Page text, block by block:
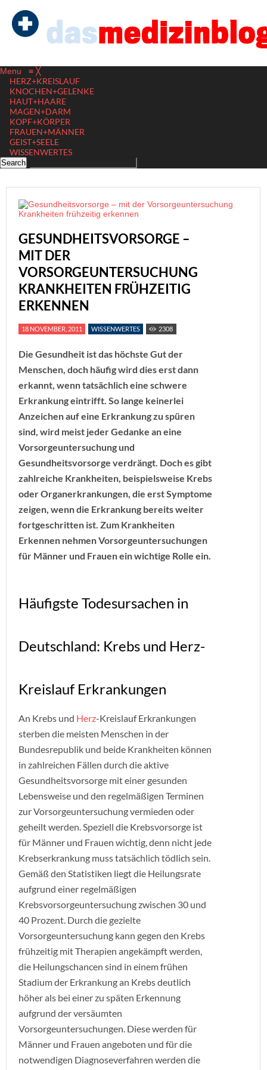
Menu ≡ ╳
HERZ+KREISLAUF
KNOCHEN+GELENKE
HAUT+HAARE
MAGEN+DARM
KOPF+KÖRPER
FRAUEN+MÄNNER
GEIST+SEELE
WISSENWERTES
GESUNDHEITSVORSORGE –
MIT DER
VORSORGEUNTERSUCHUNG
KRANKHEITEN FRÜHZEITIG
ERKENNEN
18 NOVEMBER, 2011 WISSENWERTES 2308
Die Gesundheit ist das höchste Gut der
Menschen, doch häufig wird dies erst dann
erkannt, wenn tatsächlich eine schwere
Erkrankung eintrifft. So lange keinerlei
Anzeichen auf eine Erkrankung zu spüren
sind, wird meist jeder Gedanke an eine
Vorsorgeuntersuchung und
Gesundheitsvorsorge verdrängt. Doch es gibt
zahlreiche Krankheiten, beispielsweise Krebs
oder Organerkrankungen, die erst Symptome
zeigen, wenn die Erkrankung bereits weiter
fortgeschritten ist. Zum Krankheiten
Erkennen nehmen Vorsorgeuntersuchungen
für Männer und Frauen ein wichtige Rolle ein.
Häufigste Todesursachen in
Deutschland: Krebs und Herz-
Kreislauf Erkrankungen
An Krebs und Herz-Kreislauf Erkrankungen
sterben die meisten Menschen in der
Bundesrepublik und beide Krankheiten können
in zahlreichen Fällen durch die aktive
Gesundheitsvorsorge mit einer gesunden
Lebensweise und den regelmäßigen Terminen
zur Vorsorgeuntersuchung vermieden oder
geheilt werden. Speziell die Krebsvorsorge ist
für Männer und Frauen wichtig, denn nicht jede
Krebserkrankung muss tatsächlich tödlich sein.
Gemäß den Statistiken liegt die Heilungsrate
aufgrund einer regelmäßigen
Krebsvorsorgeuntersuchung zwischen 30 und
40 Prozent. Durch die gezielte
Vorsorgeuntersuchung kann gegen den Krebs
frühzeitig mit Therapien angekämpft werden,
die Heilungschancen sind in einem frühen
Stadium der Erkrankung an Krebs deutlich
höher als bei einer zu späten Erkennung
aufgrund der versäumten
Vorsorgeuntersuchungen. Diese werden für
Männer und Frauen angeboten und für die
notwendigen Diagnoseverfahren werden die